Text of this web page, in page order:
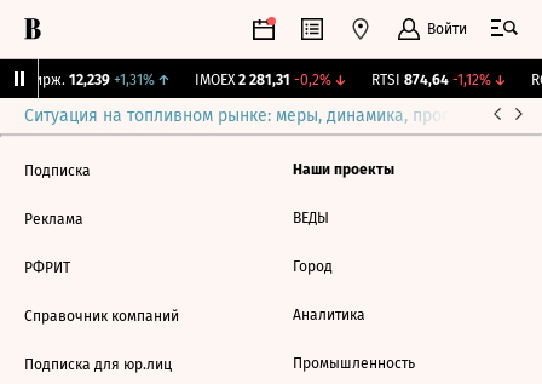
Войти
Бирж. 12,239 +1,31%↑ IMOEX 2 281,31 -0,2%↓ RTSI 874,64 -1,12%↓
Ситуация на топливном рынке: меры, динамика, прогнозы
Подписка
Реклама
РФРИТ
Справочник компаний
Подписка для юр.лиц
Наши проекты
ВЕДЫ
Город
Аналитика
Промышленность